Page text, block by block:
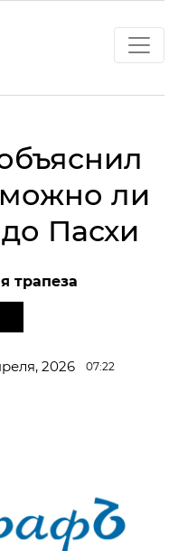
ли
Пасхи
трапеза
2026 07:22